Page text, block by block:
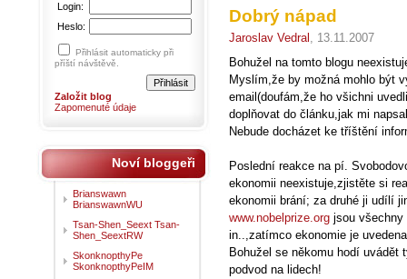
Dobrý nápad
Jaroslav Vedral , 13.11.2007
Bohužel na tomto blogu
Myslím,že by možná mohlo být
email(doufám,že ho všichni
doplňovat do článku,jak mi
Nebude docházet ke tříštění
Poslední reakce na pí.
ekonomii neexistuje,zjistěte si
ekonomii brání; za druhé ji udílí
www.nobelprize.org jsou všechny
in..,zatímco ekonomie je
Bohužel se někomu hodí
podvod na lidech!
Login:
Heslo:
Přihlásit automaticky při
příští návštěvě.
Založit blog
Zapomenuté údaje
Noví bloggeři
Brianswawn
BrianswawnWU
Tsan-Shen_Seext Tsan-
Shen_SeextRW
SkonknopthyPe
SkonknopthyPeIM